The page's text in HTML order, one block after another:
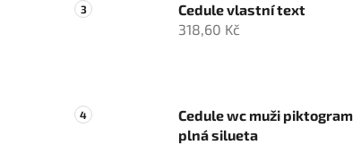
Cedule vlastní text
318,60 Kč
Cedule wc muži piktogram
plná silueta